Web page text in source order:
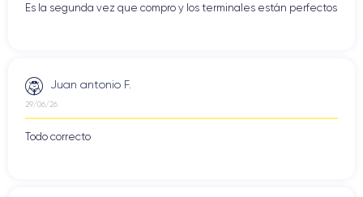
Es la segunda vez que compro y los terminales están perfectos
Juan antonio F.
29/06/26
Todo correcto